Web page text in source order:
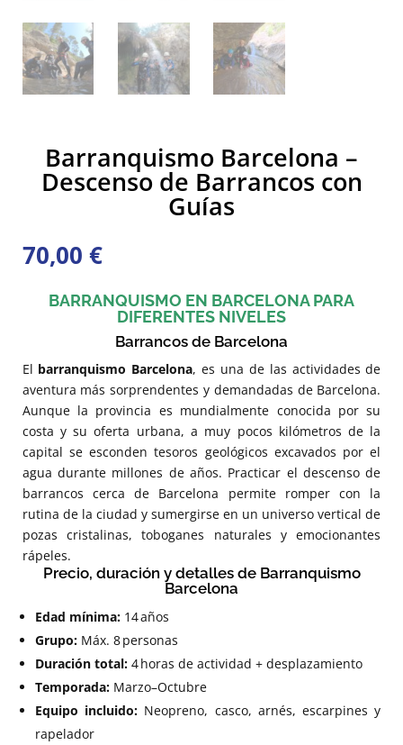
Barranquismo Barcelona –
Descenso de Barrancos con
Guías
70,00 €
BARRANQUISMO EN BARCELONA PARA
DIFERENTES NIVELES
Barrancos de Barcelona
El barranquismo Barcelona, es una de las actividades de
aventura más sorprendentes y demandadas de Barcelona.
Aunque la provincia es mundialmente conocida por su
costa y su oferta urbana, a muy pocos kilómetros de la
capital se esconden tesoros geológicos excavados por el
agua durante millones de años. Practicar el descenso de
barrancos cerca de Barcelona permite romper con la
rutina de la ciudad y sumergirse en un universo vertical de
pozas cristalinas, toboganes naturales y emocionantes
rápeles.
Precio, duración y detalles de Barranquismo
Barcelona
Edad mínima:14 años
Grupo:Máx. 8 personas
Duración total:4 horas de actividad + desplazamiento
Temporada:Marzo–Octubre
Equipo incluido:Neopreno, casco, arnés, escarpines y
rapelador